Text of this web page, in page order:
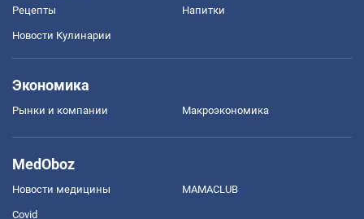
Рецепты Напитки
Новости Кулинарии
Экономика
Рынки и компании Mакроэкономика
MedOboz
Новости медицины MAMACLUB
Covid